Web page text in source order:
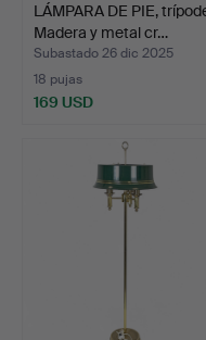
LÁMPARA DE PIE,
Madera y metal cr…
Subastado 26 dic 2025
18 pujas
169 USD